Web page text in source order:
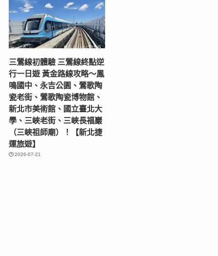
三鶯線初體驗 三鶯線終點逆
行一日遊 黃金路線攻略～鳳
鳴國中、永吉公園、鶯歌陶
瓷老街、鶯歌陶瓷博物館、
新北市美術館、國立臺北大
學、三峽老街、三峽長福巖
（三峽祖師廟）！【新北捷
運旅遊】
2026-07-21